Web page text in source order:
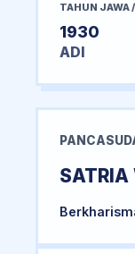
TAHUN JAWA
1930
ADI
SATRIA